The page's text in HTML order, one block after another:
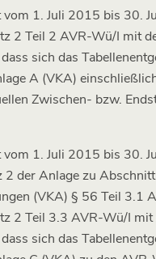
vom 1. Juli 2015 bis 30.
2 Teil 2 AVR-Wü/I mit
sich das
A (VKA)
Zwischen- bzw.
vom 1. Juli 2015 bis 30.
2 der Anlage zu
(VKA) § 56 Teil 3.1
2 Teil 3.3 AVR-Wü/I mit
sich das